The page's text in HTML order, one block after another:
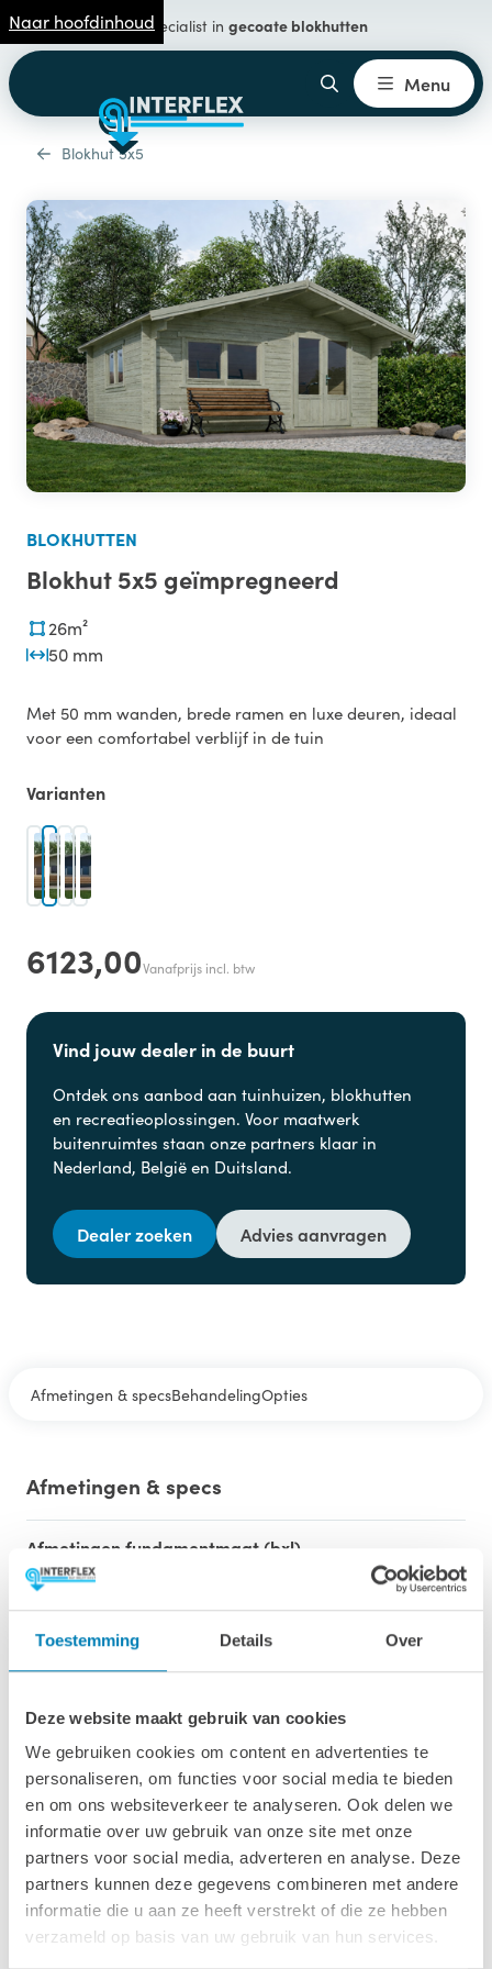
Toestemming Details Over
Deze website maakt gebruik van cookies
We gebruiken cookies om content en advertenties te
personaliseren, om functies voor social media te bieden
en om ons websiteverkeer te analyseren. Ook delen we
informatie over uw gebruik van onze site met onze
partners voor social media, adverteren en analyse. Deze
partners kunnen deze gegevens combineren met andere
informatie die u aan ze heeft verstrekt of die ze hebben
verzameld op basis van uw gebruik van hun services.
Naar hoofdinhoudSpecialist in gecoate blokhutten
Menu
Blokhut 5x5
BLOKHUTTEN
Blokhut 5x5 geïmpregneerd
26m²
50 mm
Met 50 mm wanden, brede ramen en luxe deuren, ideaal
voor een comfortabel verblijf in de tuin
Varianten
6123,00Vanafprijs incl. btw
Vind jouw dealer in de buurt
Ontdek ons aanbod aan tuinhuizen, blokhutten
en recreatieoplossingen. Voor maatwerk
buitenruimtes staan onze partners klaar in
Nederland, België en Duitsland.
Dealer zoeken Advies aanvragen
Afmetingen & specsBehandelingOpties
Afmetingen & specs
Afmetingen fundamentmaat (bxl)
510 x 510 cm
540 x 540 cm
26m2
Wandhoogte & nokhoogte
208 cm / 280 cm
Wanddikte
50 mm
Luifel
90 cm